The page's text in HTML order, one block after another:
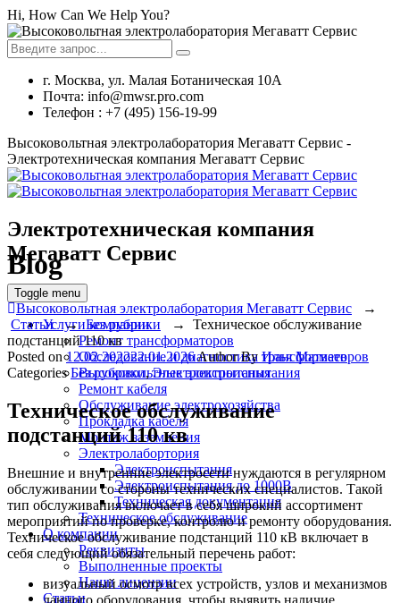
Hi, How Can We Help You?
г. Москва, ул. Малая Ботаническая 10А
Почта: info@mwsr.pro.com
Телефон : +7 (495) 156-19-99
Высоковольтная электролаборатория Мегаватт Сервис -
Электротехническая компания Мегаватт Сервис
Электротехническая компания
Мегаватт Сервис
Toggle menu
Услуги компании
Ремонт трансформаторов
Обследование и диагностика трансформаторов
Высоковольтные электроиспытания
Ремонт кабеля
Обслуживание электрохозяйства
Прокладка кабеля
Монтаж заземления
Электролабортория
Электроиспытания
Электроиспытания до 1000В
Техническая документация
Техническое обслуживание
О компании
Реквизиты
Выполненные проекты
Наши лицензии
Статьи
Blog
Высоковольтная электролаборатория Мегаватт Сервис
→
Статьи→Без рубрики → Техническое обслуживание
подстанций 110 кв
Posted on12.02.202222.01.2026AuthorBy Илья Матвеев
CategoriesБез рубрики,Электроиспытания
Техническое обслуживание
подстанций 110 кв
Внешние и внутренние электросети нуждаются в регулярном
обслуживании со стороны технических специалистов. Такой
тип обслуживания включает в себя широкий ассортимент
мероприятий по проверке, контролю и ремонту оборудования.
Техническое обслуживание подстанций 110 кВ включает в
себя следующий обязательный перечень работ:
визуальный осмотр всех устройств, узлов и механизмов
данного оборудования, чтобы выявить наличие